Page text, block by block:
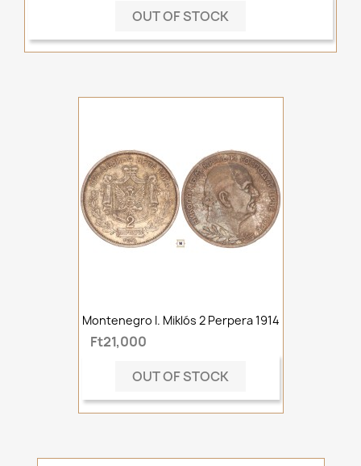
OUT OF STOCK
Montenegro I. Miklós 2 Perpera 1914
Ft21,000
OUT OF STOCK